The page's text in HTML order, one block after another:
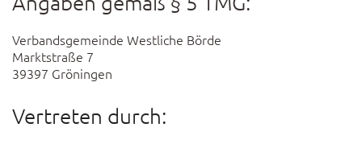
Verbandsgemeinde Westliche Börde
Marktstraße 7
39397 Gröningen
Vertreten durch: